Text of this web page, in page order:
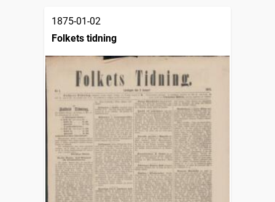
1875-01-02
Folkets tidning